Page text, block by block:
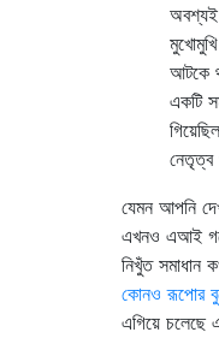
অবশ্যই
আটকে
একটি
নেতৃত্ব
যেমন আপনি
এখনও এআই
নিখুঁত সমাধান
কোনও রূপোর
এগিয়ে চলেছে